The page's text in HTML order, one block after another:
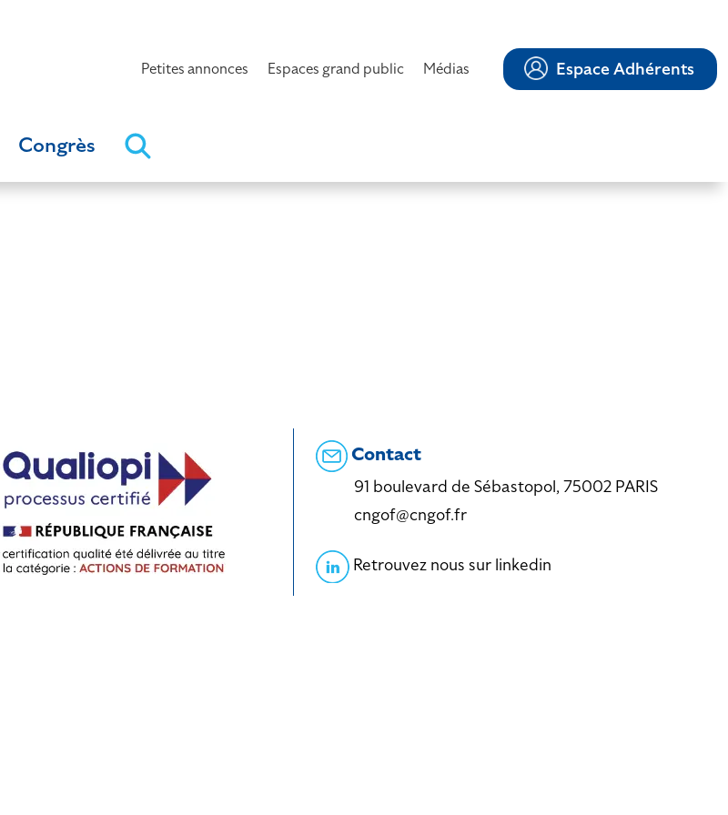
Petites annonces Espaces grand public Médias Espace Adhérents
Congrès
Contact
91 boulevard de Sébastopol, 75002 PARIS
cngof@cngof.fr
Retrouvez nous sur linkedin